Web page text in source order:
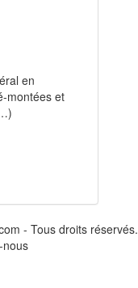
en
montées et
- Tous droits réservés.
nous